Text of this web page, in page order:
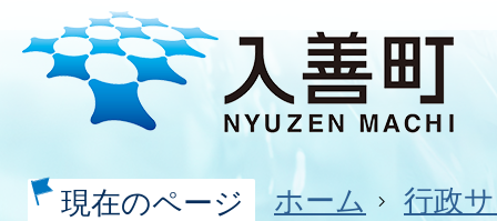
現在のページ ホーム 行政